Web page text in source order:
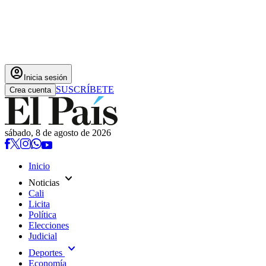
account_circle Inicia sesión
Crea cuenta SUSCRÍBETE
sábado, 8 de agosto de 2026
Inicio
Noticias expand_more
Cali
Licita
Política
Elecciones
Judicial
Deportes expand_more
Economía